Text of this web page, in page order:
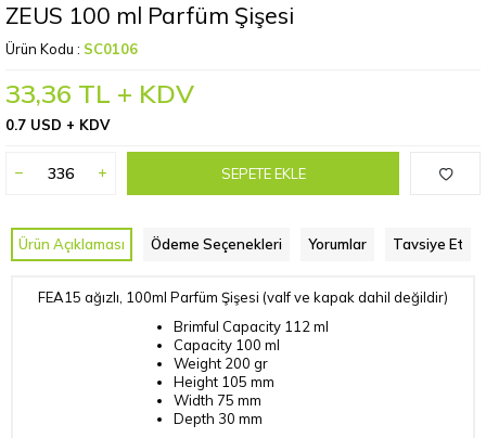
ZEUS 100 ml Parfüm Şişesi
Ürün Kodu : SC0106
33,36 TL + KDV
0.7 USD + KDV
SEPETE EKLE
Ürün Açıklaması Ödeme Seçenekleri Yorumlar Tavsiye Et
FEA15 ağızlı, 100ml Parfüm Şişesi (valf ve kapak dahil değildir)
Brimful Capacity 112 ml
Capacity 100 ml
Weight 200 gr
Height 105 mm
Width 75 mm
Depth 30 mm